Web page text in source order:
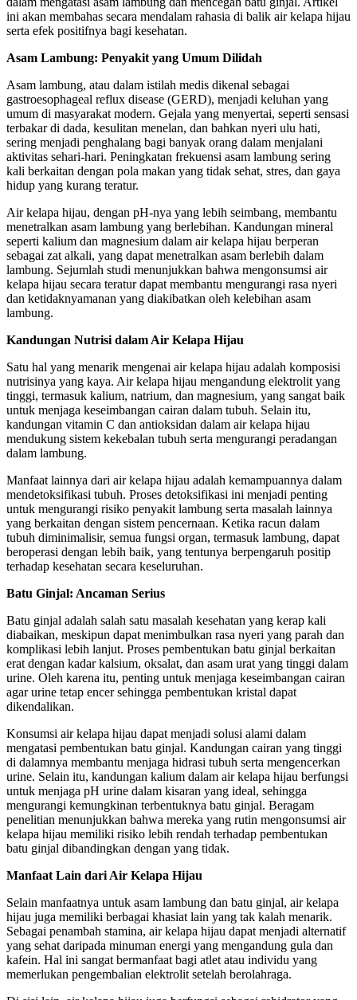
ini akan membahas secara mendalam rahasia di balik air kelapa hijau
serta efek positifnya bagi kesehatan.
Asam Lambung: Penyakit yang Umum Dilidah
Asam lambung, atau dalam istilah medis dikenal sebagai
gastroesophageal reflux disease (GERD), menjadi keluhan yang
umum di masyarakat modern. Gejala yang menyertai, seperti sensasi
terbakar di dada, kesulitan menelan, dan bahkan nyeri ulu hati,
sering menjadi penghalang bagi banyak orang dalam menjalani
aktivitas sehari-hari. Peningkatan frekuensi asam lambung sering
kali berkaitan dengan pola makan yang tidak sehat, stres, dan gaya
hidup yang kurang teratur.
Air kelapa hijau, dengan pH-nya yang lebih seimbang, membantu
menetralkan asam lambung yang berlebihan. Kandungan mineral
seperti kalium dan magnesium dalam air kelapa hijau berperan
sebagai zat alkali, yang dapat menetralkan asam berlebih dalam
lambung. Sejumlah studi menunjukkan bahwa mengonsumsi air
kelapa hijau secara teratur dapat membantu mengurangi rasa nyeri
dan ketidaknyamanan yang diakibatkan oleh kelebihan asam
lambung.
Kandungan Nutrisi dalam Air Kelapa Hijau
Satu hal yang menarik mengenai air kelapa hijau adalah komposisi
nutrisinya yang kaya. Air kelapa hijau mengandung elektrolit yang
tinggi, termasuk kalium, natrium, dan magnesium, yang sangat baik
untuk menjaga keseimbangan cairan dalam tubuh. Selain itu,
kandungan vitamin C dan antioksidan dalam air kelapa hijau
mendukung sistem kekebalan tubuh serta mengurangi peradangan
dalam lambung.
Manfaat lainnya dari air kelapa hijau adalah kemampuannya dalam
mendetoksifikasi tubuh. Proses detoksifikasi ini menjadi penting
untuk mengurangi risiko penyakit lambung serta masalah lainnya
yang berkaitan dengan sistem pencernaan. Ketika racun dalam
tubuh diminimalisir, semua fungsi organ, termasuk lambung, dapat
beroperasi dengan lebih baik, yang tentunya berpengaruh positip
terhadap kesehatan secara keseluruhan.
Batu Ginjal: Ancaman Serius
Batu ginjal adalah salah satu masalah kesehatan yang kerap kali
diabaikan, meskipun dapat menimbulkan rasa nyeri yang parah dan
komplikasi lebih lanjut. Proses pembentukan batu ginjal berkaitan
erat dengan kadar kalsium, oksalat, dan asam urat yang tinggi dalam
urine. Oleh karena itu, penting untuk menjaga keseimbangan cairan
agar urine tetap encer sehingga pembentukan kristal dapat
dikendalikan.
Konsumsi air kelapa hijau dapat menjadi solusi alami dalam
mengatasi pembentukan batu ginjal. Kandungan cairan yang tinggi
di dalamnya membantu menjaga hidrasi tubuh serta mengencerkan
urine. Selain itu, kandungan kalium dalam air kelapa hijau berfungsi
untuk menjaga pH urine dalam kisaran yang ideal, sehingga
mengurangi kemungkinan terbentuknya batu ginjal. Beragam
penelitian menunjukkan bahwa mereka yang rutin mengonsumsi air
kelapa hijau memiliki risiko lebih rendah terhadap pembentukan
batu ginjal dibandingkan dengan yang tidak.
Manfaat Lain dari Air Kelapa Hijau
Selain manfaatnya untuk asam lambung dan batu ginjal, air kelapa
hijau juga memiliki berbagai khasiat lain yang tak kalah menarik.
Sebagai penambah stamina, air kelapa hijau dapat menjadi alternatif
yang sehat daripada minuman energi yang mengandung gula dan
kafein. Hal ini sangat bermanfaat bagi atlet atau individu yang
memerlukan pengembalian elektrolit setelah berolahraga.